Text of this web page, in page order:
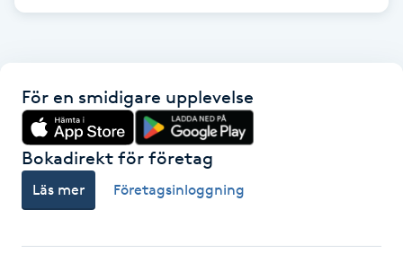
Kärlbehandling
Laserbehandling
Lashlift Keratin
För en smidigare upplevelse
Bokadirekt för företag
Läs mer Företagsinloggning